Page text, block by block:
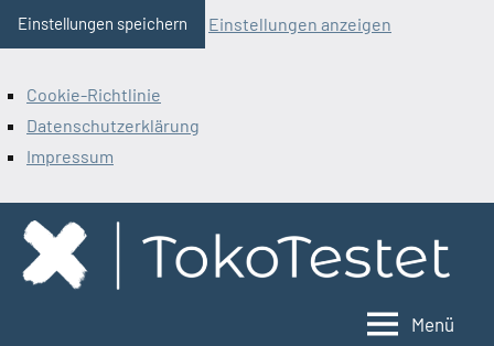
Einstellungen speichern Einstellungen anzeigen
Cookie-Richtlinie
Datenschutzerklärung
Impressum
Zum
Inhalt
springen
Menü